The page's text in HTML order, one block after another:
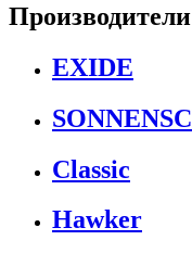
EXIDE
Classic
Hawker